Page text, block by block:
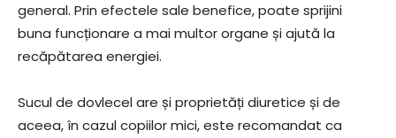
general. Prin efectele sale benefice, poate sprijini
buna funcționare a mai multor organe și ajută la
recăpătarea energiei.
Sucul de dovlecel are și proprietăți diuretice și de
aceea, în cazul copiilor mici, este recomandat ca